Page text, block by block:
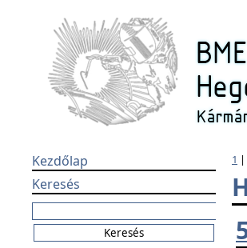
Kezdőlap
Keresés
1 |